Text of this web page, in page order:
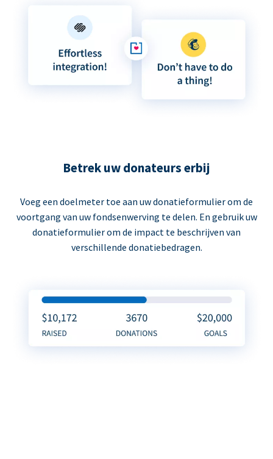
Betrek uw donateurs erbij
Voeg een doelmeter toe aan uw donatieformulier om de
voortgang van uw fondsenwerving te delen. En gebruik uw
donatieformulier om de impact te beschrijven van
verschillende donatiebedragen.